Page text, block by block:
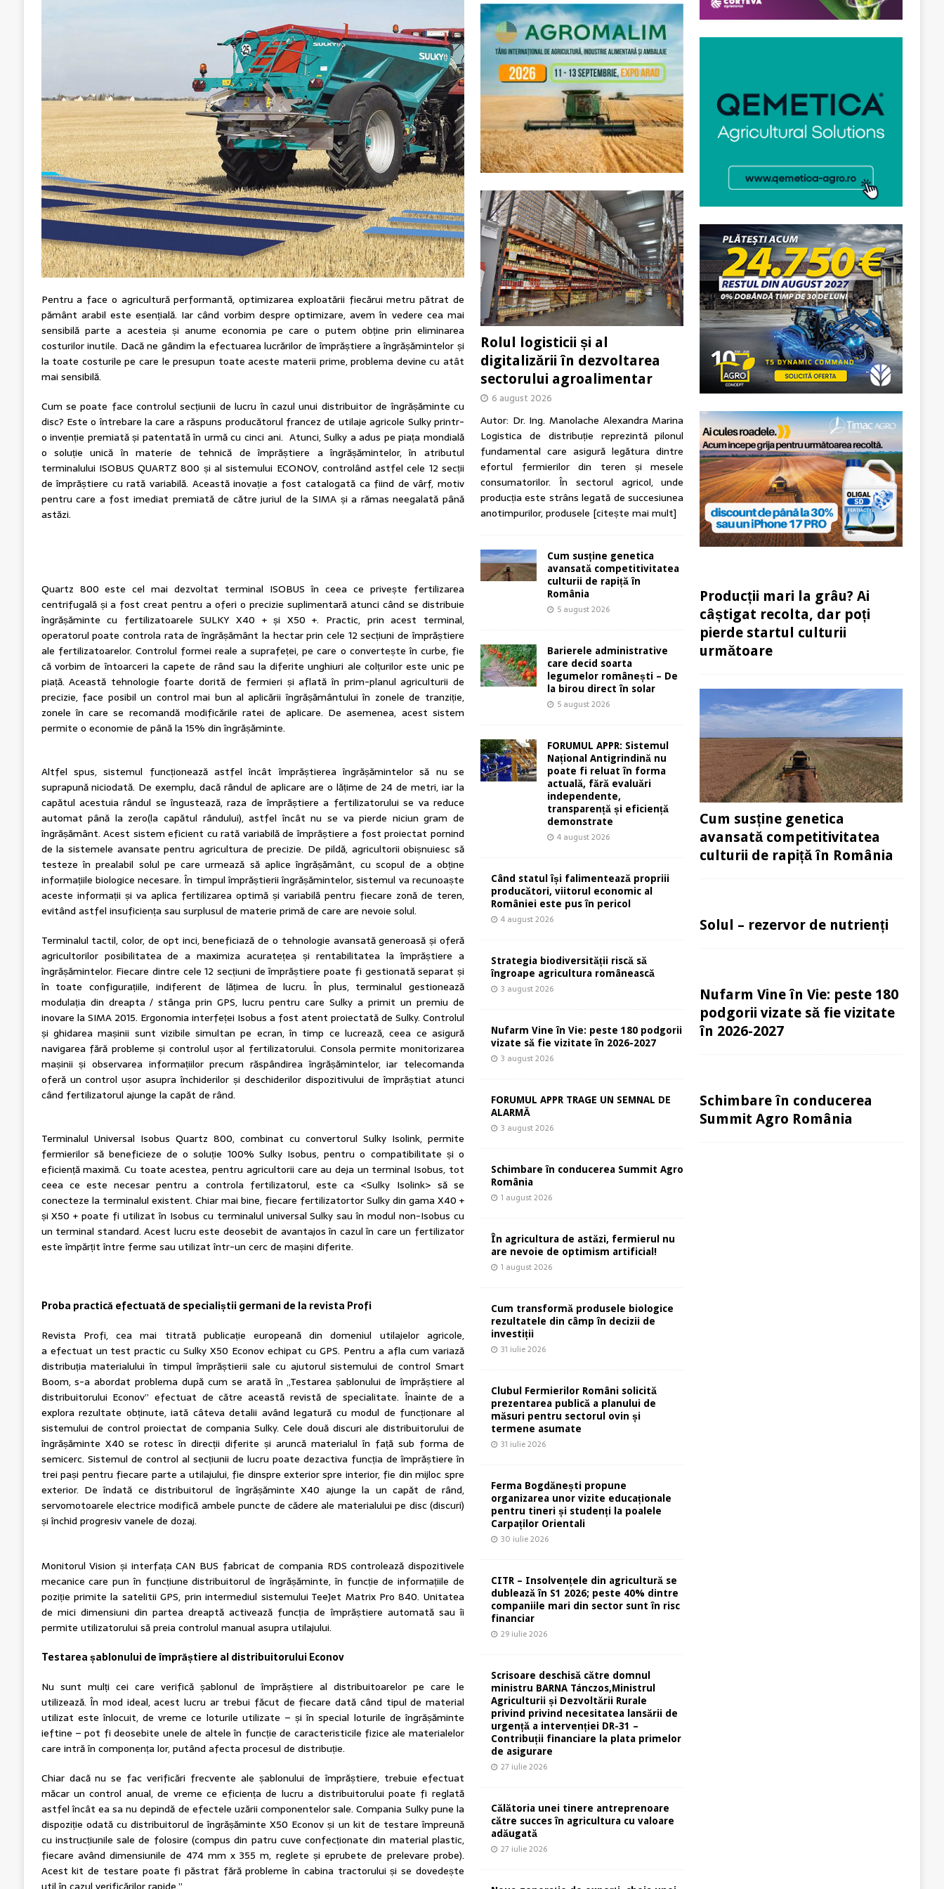
Pentru a face o agricultură performantă, optimizarea exploatării fiecărui metru pătrat de
pământ arabil este esențială. Iar când vorbim despre optimizare, avem în vedere cea mai
sensibilă parte a acesteia și anume economia pe care o putem obține prin eliminarea
costurilor inutile. Dacă ne gândim la efectuarea lucrărilor de împrăștiere a îngrășămintelor și
la toate costurile pe care le presupun toate aceste materii prime, problema devine cu atât
mai sensibilă.
Cum se poate face controlul secțiunii de lucru în cazul unui distribuitor de îngrășăminte cu
disc? Este o întrebare la care a răspuns producătorul francez de utilaje agricole Sulky printr-
o invenție premiată și patentată în urmă cu cinci ani. Atunci, Sulky a adus pe piața mondială
o soluție unică în materie de tehnică de împrăștiere a îngrășămintelor, în atributul
terminalului ISOBUS QUARTZ 800 și al sistemului ECONOV, controlând astfel cele 12 secții
de împrăștiere cu rată variabilă. Această inovație a fost catalogată ca fiind de vârf, motiv
pentru care a fost imediat premiată de către juriul de la SIMA și a rămas neegalată până
astăzi.
Quartz 800 este cel mai dezvoltat terminal ISOBUS în ceea ce privește fertilizarea
centrifugală și a fost creat pentru a oferi o precizie suplimentară atunci când se distribuie
îngrășăminte cu fertilizatoarele SULKY X40 + și X50 +. Practic, prin acest terminal,
operatorul poate controla rata de îngrășământ la hectar prin cele 12 secțiuni de împrăștiere
ale fertilizatoarelor. Controlul formei reale a suprafeței, pe care o convertește în curbe, fie
că vorbim de întoarceri la capete de rând sau la diferite unghiuri ale colțurilor este unic pe
piață. Această tehnologie foarte dorită de fermieri și aflată în prim-planul agriculturii de
precizie, face posibil un control mai bun al aplicării îngrășământului în zonele de tranziție,
zonele în care se recomandă modificările ratei de aplicare. De asemenea, acest sistem
permite o economie de până la 15% din îngrășăminte.
Altfel spus, sistemul funcționează astfel încât împrăștierea îngrășămintelor să nu se
suprapună niciodată. De exemplu, dacă rândul de aplicare are o lățime de 24 de metri, iar la
capătul acestuia rândul se îngustează, raza de împrăștiere a fertilizatorului se va reduce
automat până la zero(la capătul rândului), astfel încât nu se va pierde niciun gram de
îngrășământ. Acest sistem eficient cu rată variabilă de împrăștiere a fost proiectat pornind
de la sistemele avansate pentru agricultura de precizie. De pildă, agricultorii obișnuiesc să
testeze în prealabil solul pe care urmează să aplice îngrășământ, cu scopul de a obține
informațiile biologice necesare. În timpul împrăștierii îngrășămintelor, sistemul va recunoaște
aceste informații și va aplica fertilizarea optimă și variabilă pentru fiecare zonă de teren,
evitând astfel insuficiența sau surplusul de materie primă de care are nevoie solul.
Terminalul tactil, color, de opt inci, beneficiază de o tehnologie avansată generoasă și oferă
agricultorilor posibilitatea de a maximiza acuratețea și rentabilitatea la împrăștiere a
îngrășămintelor. Fiecare dintre cele 12 secțiuni de împrăștiere poate fi gestionată separat și
în toate configurațiile, indiferent de lățimea de lucru. În plus, terminalul gestionează
modulația din dreapta / stânga prin GPS, lucru pentru care Sulky a primit un premiu de
inovare la SIMA 2015. Ergonomia interfeței Isobus a fost atent proiectată de Sulky. Controlul
și ghidarea mașinii sunt vizibile simultan pe ecran, în timp ce lucrează, ceea ce asigură
navigarea fără probleme și controlul ușor al fertilizatorului. Consola permite monitorizarea
mașinii și observarea informațiilor precum răspândirea îngrășămintelor, iar telecomanda
oferă un control ușor asupra închiderilor și deschiderilor dispozitivului de împrăștiat atunci
când fertilizatorul ajunge la capăt de rând.
Terminalul Universal Isobus Quartz 800, combinat cu convertorul Sulky Isolink, permite
fermierilor să beneficieze de o soluție 100% Sulky Isobus, pentru o compatibilitate și o
eficiență maximă. Cu toate acestea, pentru agricultorii care au deja un terminal Isobus, tot
ceea ce este necesar pentru a controla fertilizatorul, este ca <Sulky Isolink> să se
conecteze la terminalul existent. Chiar mai bine, fiecare fertilizatortor Sulky din gama X40 +
și X50 + poate fi utilizat în Isobus cu terminalul universal Sulky sau în modul non-Isobus cu
un terminal standard. Acest lucru este deosebit de avantajos în cazul în care un fertilizator
este împărțit între ferme sau utilizat într-un cerc de mașini diferite.
Proba practică efectuată de specialiștii germani de la revista Profi
Revista Profi, cea mai titrată publicație europeană din domeniul utilajelor agricole,
a efectuat un test practic cu Sulky X50 Econov echipat cu GPS. Pentru a afla cum variază
distribuția materialului în timpul împrăștierii sale cu ajutorul sistemului de control Smart
Boom, s-a abordat problema după cum se arată în „Testarea șablonului de împrăștiere al
distribuitorului Econov” efectuat de către această revistă de specialitate. Înainte de a
explora rezultate obținute, iată câteva detalii având legatură cu modul de funcționare al
sistemului de control proiectat de compania Sulky. Cele două discuri ale distribuitorului de
îngrășăminte X40 se rotesc în direcții diferite și aruncă materialul în față sub forma de
semicerc. Sistemul de control al secțiunii de lucru poate dezactiva funcția de împrăștiere în
trei pași pentru fiecare parte a utilajului, fie dinspre exterior spre interior, fie din mijloc spre
exterior. De îndată ce distribuitorul de îngrășăminte X40 ajunge la un capăt de rând,
servomotoarele electrice modifică ambele puncte de cădere ale materialului pe disc (discuri)
și închid progresiv vanele de dozaj.
Monitorul Vision și interfața CAN BUS fabricat de compania RDS controlează dispozitivele
mecanice care pun în funcțiune distribuitorul de îngrășăminte, în funcție de informațiile de
poziție primite la satelitii GPS, prin intermediul sistemului TeeJet Matrix Pro 840. Unitatea
de mici dimensiuni din partea dreaptă activează funcția de împrăștiere automată sau îi
permite utilizatorului să preia controlul manual asupra utilajului.
Testarea șablonului de împrăștiere al distribuitorului Econov
Nu sunt mulți cei care verifică șablonul de împrăștiere al distribuitoarelor pe care le
utilizează. În mod ideal, acest lucru ar trebui făcut de fiecare dată când tipul de material
utilizat este înlocuit, de vreme ce loturile utilizate – și în special loturile de îngrășăminte
ieftine – pot fi deosebite unele de altele în funcție de caracteristicile fizice ale materialelor
care intră în componența lor, putând afecta procesul de distribuție.
Chiar dacă nu se fac verificări frecvente ale șablonului de împrăștiere, trebuie efectuat
măcar un control anual, de vreme ce eficiența de lucru a distribuitorului poate fi reglată
astfel încât ea sa nu depindă de efectele uzării componentelor sale. Compania Sulky pune la
dispoziție odată cu distribuitorul de îngrășăminte X50 Econov și un kit de testare împreună
cu instrucțiunile sale de folosire (compus din patru cuve confecționate din material plastic,
fiecare având dimensiunile de 474 mm x 355 m, reglete și eprubete de prelevare probe).
Acest kit de testare poate fi păstrat fără probleme în cabina tractorului și se dovedește
Rolul logisticii și al
digitalizării în dezvoltarea
sectorului agroalimentar
6 august 2026
Autor: Dr. Ing. Manolache Alexandra Marina
Logistica de distribuție reprezintă pilonul
fundamental care asigură legătura dintre
efortul fermierilor din teren și mesele
consumatorilor. În sectorul agricol, unde
producția este strâns legată de succesiunea
anotimpurilor, produsele [citește mai mult]
Cum susține genetica
avansată competitivitatea
culturii de rapiță în
România
5 august 2026
Barierele administrative
care decid soarta
legumelor românești – De
la birou direct în solar
5 august 2026
FORUMUL APPR: Sistemul
Național Antigrindină nu
poate fi reluat în forma
actuală, fără evaluări
independente,
transparență și eficiență
demonstrate
4 august 2026
Când statul își falimentează propriii
producători, viitorul economic al
României este pus în pericol
4 august 2026
Strategia biodiversității riscă să
îngroape agricultura românească
3 august 2026
Nufarm Vine în Vie: peste 180 podgorii
vizate să fie vizitate în 2026-2027
3 august 2026
FORUMUL APPR TRAGE UN SEMNAL DE
ALARMĂ
3 august 2026
Schimbare în conducerea Summit Agro
România
1 august 2026
În agricultura de astăzi, fermierul nu
are nevoie de optimism artificial!
1 august 2026
Cum transformă produsele biologice
rezultatele din câmp în decizii de
investiții
31 iulie 2026
Clubul Fermierilor Români solicită
prezentarea publică a planului de
măsuri pentru sectorul ovin și
termene asumate
31 iulie 2026
Ferma Bogdănești propune
organizarea unor vizite educaționale
pentru tineri și studenți la poalele
Carpaților Orientali
30 iulie 2026
CITR – Insolvențele din agricultură se
dublează în S1 2026; peste 40% dintre
companiile mari din sector sunt în risc
financiar
29 iulie 2026
Scrisoare deschisă către domnul
ministru BARNA Tánczos,Ministrul
Agriculturii și Dezvoltării Rurale
privind privind necesitatea lansării de
urgență a intervenției DR-31 –
Contribuții financiare la plata primelor
de asigurare
27 iulie 2026
Călătoria unei tinere antreprenoare
către succes în agricultura cu valoare
adăugată
27 iulie 2026
Producții mari la grâu? Ai
câștigat recolta, dar poți
pierde startul culturii
următoare
Cum susține genetica
avansată competitivitatea
culturii de rapiță în România
Solul – rezervor de nutrienți
Nufarm Vine în Vie: peste 180
podgorii vizate să fie vizitate
în 2026-2027
Schimbare în conducerea
Summit Agro România